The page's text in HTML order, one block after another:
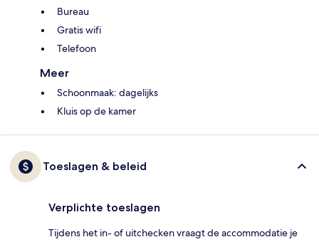
Bureau
Gratis wifi
Telefoon
Meer
Schoonmaak: dagelijks
Kluis op de kamer
Toeslagen & beleid
Verplichte toeslagen
Tijdens het in- of uitchecken vraagt de accommodatie je